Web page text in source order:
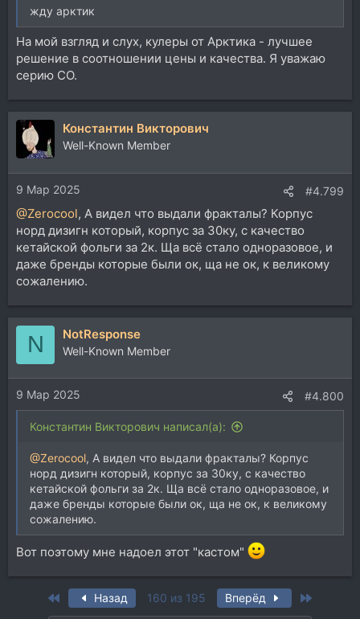
жду арктик
На мой взгляд и слух, кулеры от Арктика - лучшее
решение в соотношении цены и качества. Я уважаю
серию СО.
Константин Викторович
Well-Known Member
9 Мар 2025 #4.799
@Zerocool, А видел что выдали фракталы? Корпус
норд дизигн который, корпус за 30ку, с качество
кетайской фольги за 2к. Ща всё стало одноразовое, и
даже бренды которые были ок, ща не ок, к великому
сожалению.
N NotResponse
Well-Known Member
9 Мар 2025 #4.800
Константин Викторович написал(а):
@Zerocool, А видел что выдали фракталы? Корпус
норд дизигн который, корпус за 30ку, с качество
кетайской фольги за 2к. Ща всё стало одноразовое, и
даже бренды которые были ок, ща не ок, к великому
сожалению.
Вот поэтому мне надоел этот "кастом"
First Назад 160 из 195 Вперёд